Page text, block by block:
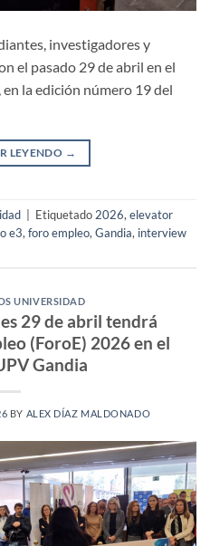
investigadores y
el pasado 29 de abril en el
la edición número 19 del
LEYENDO →
Etiquetado 2026, elevator
e3, foro empleo, Gandia, interview
UNIVERSIDAD
29 de abril tendrá
(ForoE) 2026 en el
Gandia
BY ALEX DÍAZ MALDONADO